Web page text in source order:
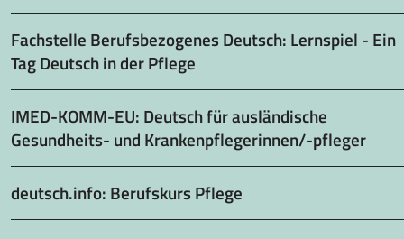
Fachstelle Berufsbezogenes Deutsch: Lernspiel - Ein
Tag Deutsch in der Pflege
IMED-KOMM-EU: Deutsch für ausländische
Gesundheits- und Krankenpflegerinnen/-pfleger
deutsch.info: Berufskurs Pflege